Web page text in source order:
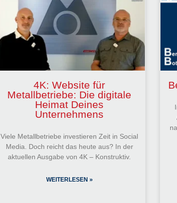
4K: Website für
Metallbetriebe: Die digitale
Heimat Deines
Unternehmens
Viele Metallbetriebe investieren Zeit in Social
Media. Doch reicht das heute aus? In der
aktuellen Ausgabe von 4K – Konstruktiv.
WEITERLESEN »